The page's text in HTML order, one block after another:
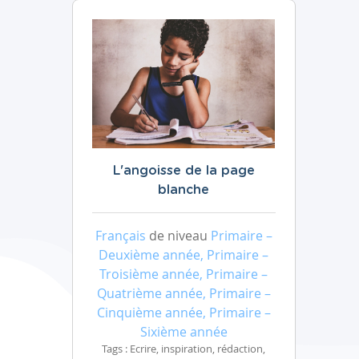
L'angoisse de la page
blanche
Français de niveau Primaire –
Deuxième année, Primaire –
Troisième année, Primaire –
Quatrième année, Primaire –
Cinquième année, Primaire –
Sixième année
Tags : Ecrire, inspiration, rédaction,